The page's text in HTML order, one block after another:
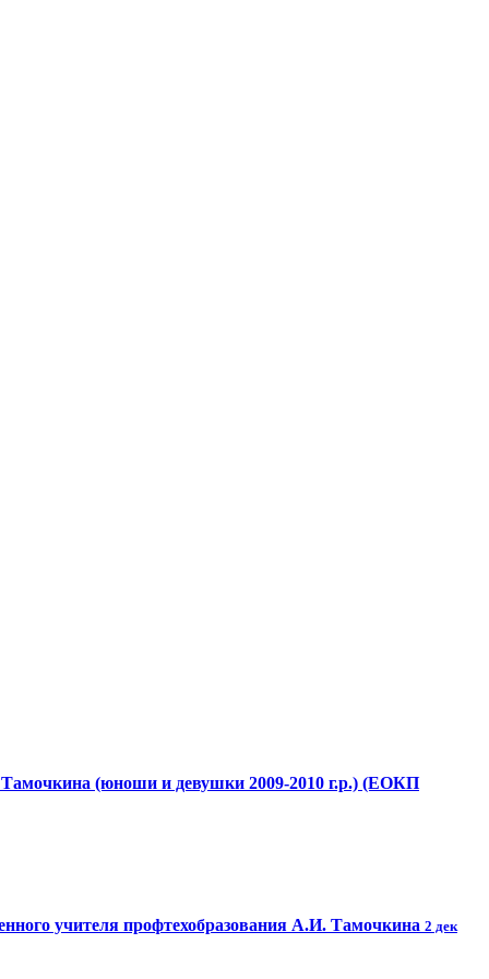
Тамочкина (юноши и девушки 2009-2010 г.р.) (ЕОКП
учителя профтехобразования А.И. Тамочкина 2 дек